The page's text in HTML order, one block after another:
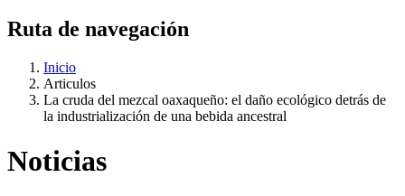
Ruta de navegación
Inicio
Articulos
La cruda del mezcal oaxaqueño: el daño ecológico detrás de
la industrialización de una bebida ancestral
Noticias